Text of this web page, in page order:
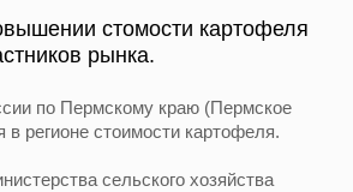
стомости картофеля
рынка.
по Пермскому краю (Пермское
регионе стоимости картофеля.
сельского хозяйства